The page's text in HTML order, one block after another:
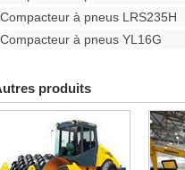
Compacteur à pneus LRS235H
Compacteur à pneus YL16G
produits